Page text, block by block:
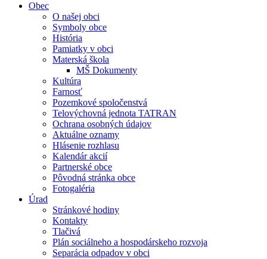
Obec
O našej obci
Symboly obce
História
Pamiatky v obci
Materská škola
MŠ Dokumenty
Kultúra
Farnosť
Pozemkové spoločenstvá
Telovýchovná jednota TATRAN
Ochrana osobných údajov
Aktuálne oznamy
Hlásenie rozhlasu
Kalendár akcií
Partnerské obce
Pôvodná stránka obce
Fotogaléria
Úrad
Stránkové hodiny
Kontakty
Tlačivá
Plán sociálneho a hospodárskeho rozvoja
Separácia odpadov v obci